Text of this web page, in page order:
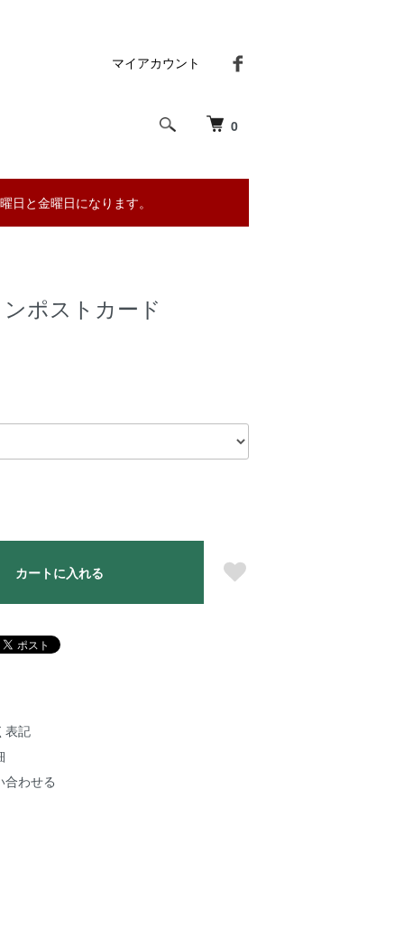
0
マイアカウント
と金曜日になります。
ポストカード
カートに入れる
表記
合わせる